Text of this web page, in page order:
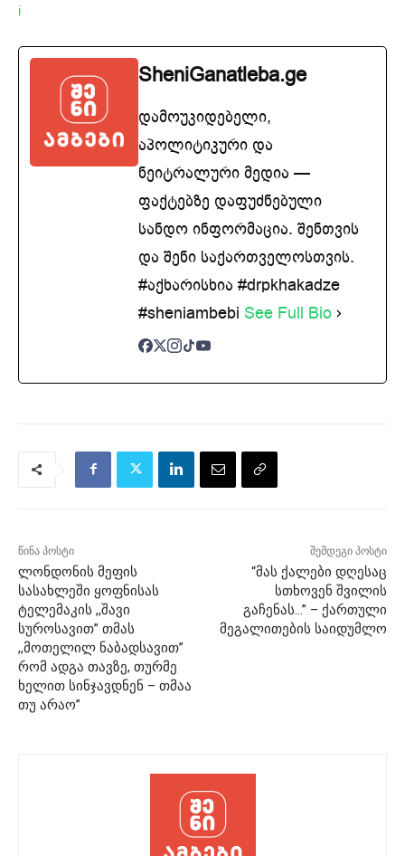
i
SheniGanatleba.ge
დამოუკიდებელი,
აპოლიტიკური და
ნეიტრალური მედია —
ფაქტებზე დაფუძნებული
სანდო ინფორმაცია. შენთვის
და შენი საქართველოსთვის.
#აქხარისხია #drpkhakadze
#sheniambebi See Full Bio
წინა პოსტი
ლონდონის მეფის
სასახლეში ყოფნისას
ტელემაკის ,,შავი
სუროსავით” თმას
,,მოთელილ ნაბადსავით”
რომ ადგა თავზე, თურმე
ხელით სინჯავდნენ – თმაა
თუ არაო”
შემდეგი პოსტი
“მას ქალები დღესაც
სთხოვენ შვილის
გაჩენას…” – ქართული
მეგალითების საიდუმლო